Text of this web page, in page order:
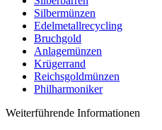
Silbermünzen
Edelmetallrecycling
Bruchgold
Anlagemünzen
Krügerrand
Reichsgoldmünzen
Philharmoniker
Weiterführende Informationen